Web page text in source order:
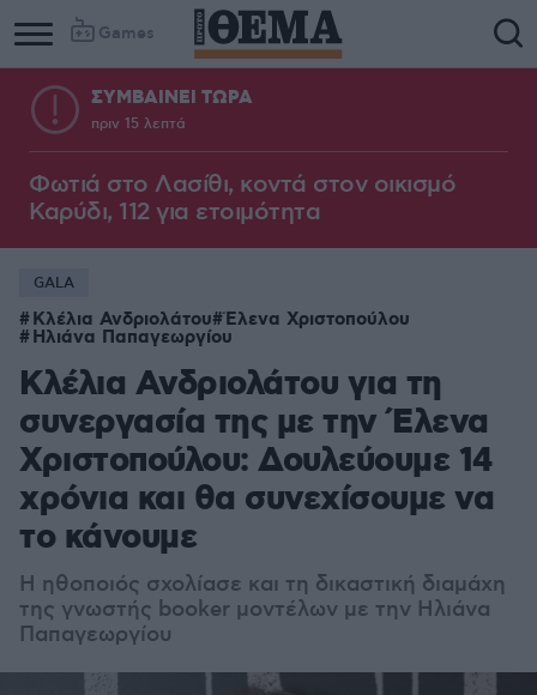
Games
ΣΥΜΒΑΙΝΕΙ ΤΩΡΑ
πριν 15 λεπτά
Φωτιά στο Λασίθι, κοντά στον οικισμό
Καρύδι, 112 για ετοιμότητα
GALA
Κλέλια Ανδριολάτου Έλενα Χριστοπούλου
Ηλιάνα Παπαγεωργίου
Κλέλια Ανδριολάτου για τη
συνεργασία της με την Έλενα
Χριστοπούλου: Δουλεύουμε 14
χρόνια και θα συνεχίσουμε να
το κάνουμε
Η ηθοποιός σχολίασε και τη δικαστική διαμάχη
της γνωστής booker μοντέλων με την Ηλιάνα
Παπαγεωργίου